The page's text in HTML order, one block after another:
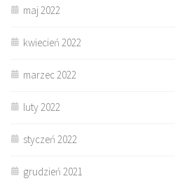
maj 2022
kwiecień 2022
marzec 2022
luty 2022
styczeń 2022
grudzień 2021